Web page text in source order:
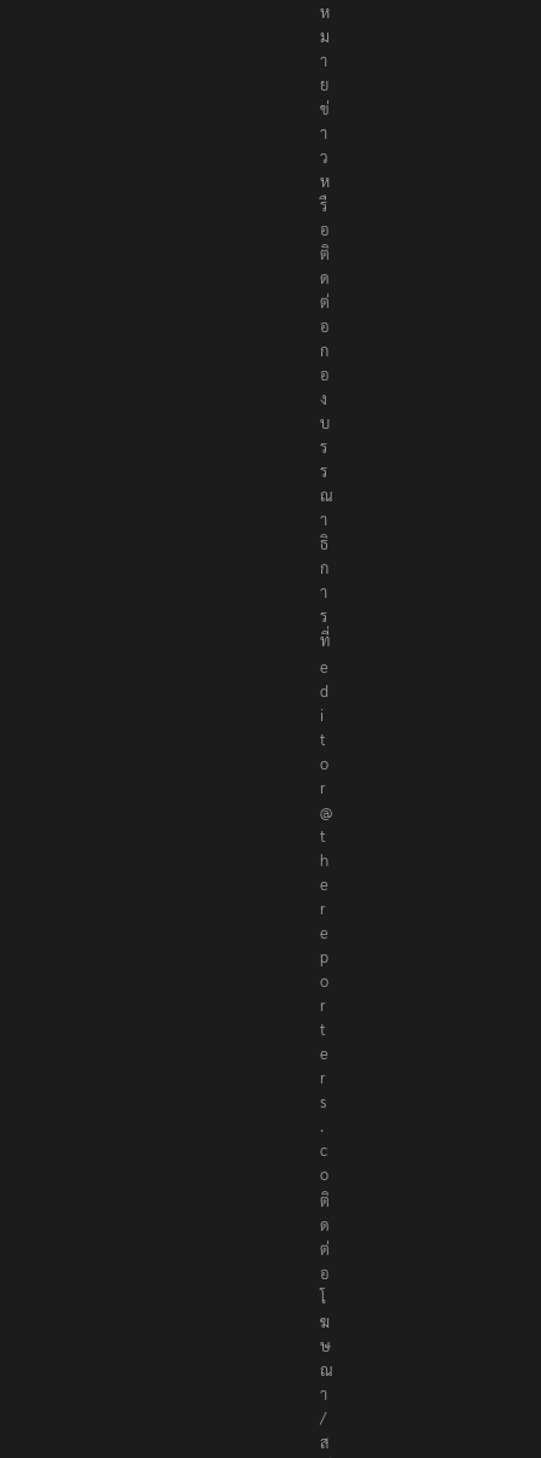
ห
ม
า
ย
ข่
า
ว
ห
รื
อ
ติ
ด
ต่
อ
ก
อ
ง
บ
ร
ร
ณ
า
ธิ
ก
า
ร
ที่
e
d
i
t
o
r
@
t
h
e
r
e
p
o
r
t
e
r
s
.
c
o
ติ
ด
ต่
อ
โ
ฆ
ษ
ณ
า
/
ส